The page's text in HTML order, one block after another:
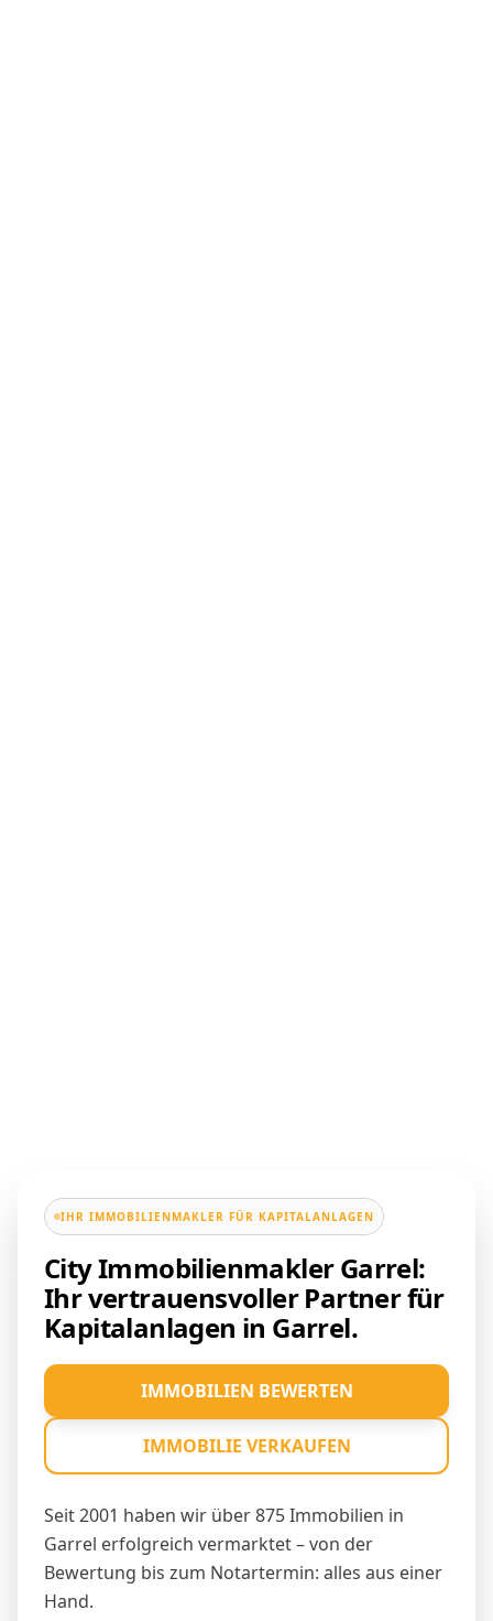
IHR IMMOBILIENMAKLER FÜR KAPITALANLAGEN
City Immobilienmakler Garrel:
Ihr vertrauensvoller Partner für
Kapitalanlagen in Garrel.
Seit 2001 haben wir über 875 Immobilien in
Garrel erfolgreich vermarktet – von der
Bewertung bis zum Notartermin: alles aus einer
Hand.
IMMOBILIEN BEWERTEN
IMMOBILIE VERKAUFEN